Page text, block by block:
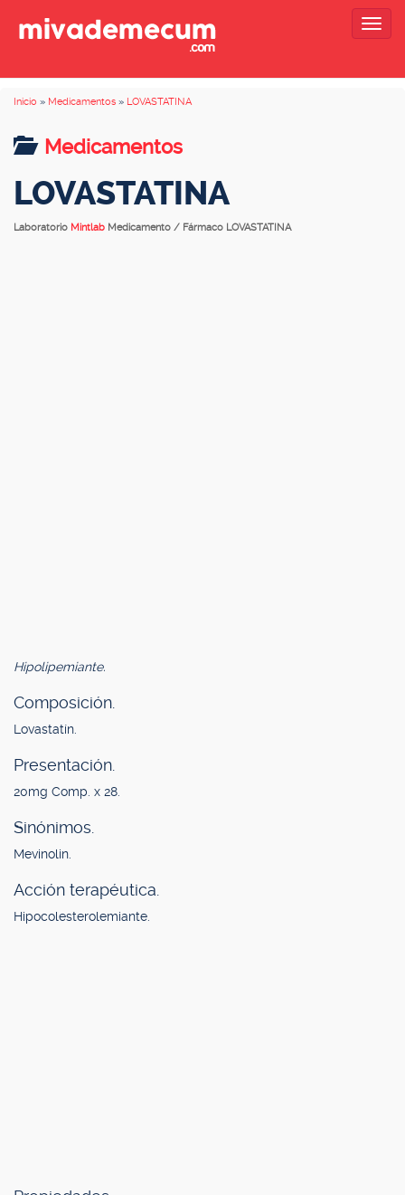
Inicio » Medicamentos » LOVASTATINA
Medicamentos
LOVASTATINA
Laboratorio Mintlab Medicamento / Fármaco LOVASTATINA
Hipolipemiante.
Composición.
Lovastatín.
Presentación.
20mg Comp. x 28.
Sinónimos.
Mevinolin.
Acción terapéutica.
Hipocolesterolemiante.